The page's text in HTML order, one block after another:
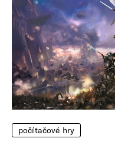
počítačové hry